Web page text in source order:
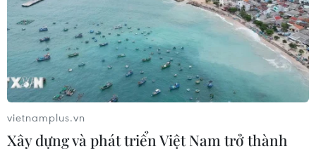
Theo dõi VietnamPlus
vietnamplus.vn
Xây dựng và phát triển Việt Nam trở thành